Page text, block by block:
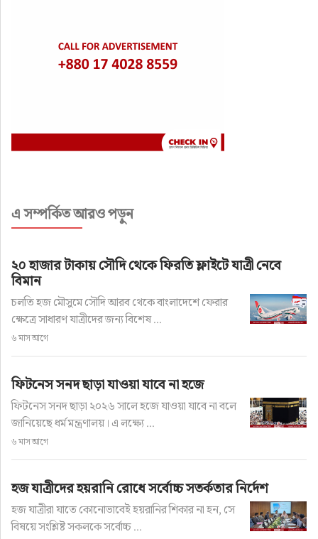
এ সম্পর্কিত আরও পড়ুন
২০ হাজার টাকায় সৌদি থেকে ফিরতি ফ্লাইটে যাত্রী নেবে
বিমান
চলতি হজ মৌসুমে সৌদি আরব থেকে বাংলাদেশে ফেরার
ক্ষেত্রে সাধারণ যাত্রীদের জন্য বিশেষ ...
৬ মাস আগে
ফিটনেস সনদ ছাড়া যাওয়া যাবে না হজে
ফিটনেস সনদ ছাড়া ২০২৬ সালে হজে যাওয়া যাবে না বলে
জানিয়েছে ধর্ম মন্ত্রণালয়। এ লক্ষ্যে ...
৬ মাস আগে
হজ যাত্রীদের হয়রানি রোধে সর্বোচ্চ সতর্কতার নির্দেশ
হজ যাত্রীরা যাতে কোনোভাবেই হয়রানির শিকার না হন, সে
বিষয়ে সংশ্লিষ্ট সকলকে সর্বোচ্চ ...